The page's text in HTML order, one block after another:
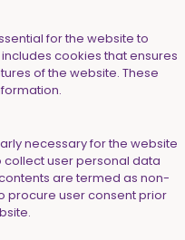
for the website to
cookies that ensures
of the website. These
necessary for the website
collect user personal data
are termed as non-
procure user consent prior